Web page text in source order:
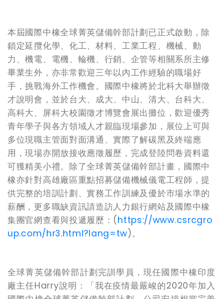
本屆國際中橡全球菁英儲備幹部計劃已正式啟動，除
鎖定延攬化學、化工、材料、工業工程、機械、動
力、機電、電機、輪機、行銷、企管等相關系所主修
畢業生外，亦非常歡迎三年以內工作經驗的職場好
手，挑戰海外工作機會。國際中橡將於北科大舉辦徵
才說明會，並於台大、成大、中山、清大、台科大、
高科大、屏科大校園徵才博覽會展出攤位，歡迎優秀
青年學子與各方領域人才親臨現場參加，展位上可與
多位現職主管面對面溝通、實際了解碳黑及終端應
用，現場亦開放接收應徵履歷，完成登陸問卷資料還
可獲精美小禮。除了全球菁英儲備幹部計畫，國際中
橡亦針對高雄廠區重點招募儲備機械儀電工程師，提
供完整的培訓計劃、實務工作訓練及優於市場水準的
薪酬，更多職缺資訊請造訪人力銀行網站及國際中橡
集團官網查看與投遞履歷：(https://www.csrcgro
up.com/hr3.html?lang=tw)。
全球菁英儲備幹部計劃完訓學員，現任國際中橡印度
廠主任Harry說明：「我在疫情最嚴峻的2020年加入